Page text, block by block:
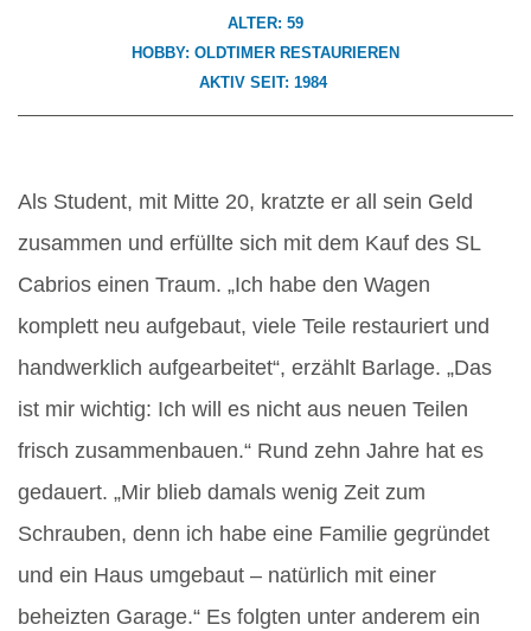
ALTER: 59
HOBBY: OLDTIMER RESTAURIEREN
AKTIV SEIT: 1984
Als Student, mit Mitte 20, kratzte er all sein Geld
zusammen und erfüllte sich mit dem Kauf des SL
Cabrios einen Traum. „Ich habe den Wagen
komplett neu aufgebaut, viele Teile restauriert und
handwerklich aufgearbeitet“, erzählt Barlage. „Das
ist mir wichtig: Ich will es nicht aus neuen Teilen
frisch zusammenbauen.“ Rund zehn Jahre hat es
gedauert. „Mir blieb damals wenig Zeit zum
Schrauben, denn ich habe eine Familie gegründet
und ein Haus umgebaut – natürlich mit einer
beheizten Garage.“ Es folgten unter anderem ein